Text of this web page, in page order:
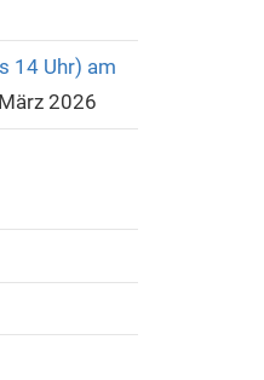
14 Uhr) am
2026